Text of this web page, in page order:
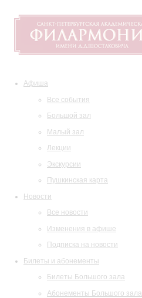
Афиша
Все события
Большой зал
Малый зал
Лекции
Экскурсии
Пушкинская карта
Новости
Все новости
Изменения в афише
Подписка на новости
Билеты и абонементы
Билеты Большого зала
Абонементы Большого зала